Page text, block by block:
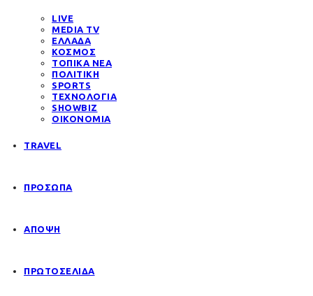
LIVE
MEDIA TV
ΕΛΛΑΔΑ
ΚΟΣΜΟΣ
ΤΟΠΙΚΑ ΝΕΑ
ΠΟΛΙΤΙΚΗ
SPORTS
ΤΕΧΝΟΛΟΓΙΑ
SHOWBIZ
ΟΙΚΟΝΟΜΙΑ
TRAVEL
ΠΡΟΣΩΠΑ
ΑΠΟΨΗ
ΠΡΩΤΟΣΕΛΙΔΑ